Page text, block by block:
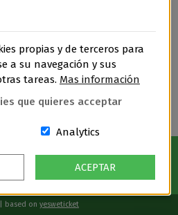
based on yesweticket
propias y de terceros para
a su navegación y sus
tareas. Mas información
que quieres acceptar
Estas cookies són essenciales para
AnalyticsCookies related
ACEPTAR